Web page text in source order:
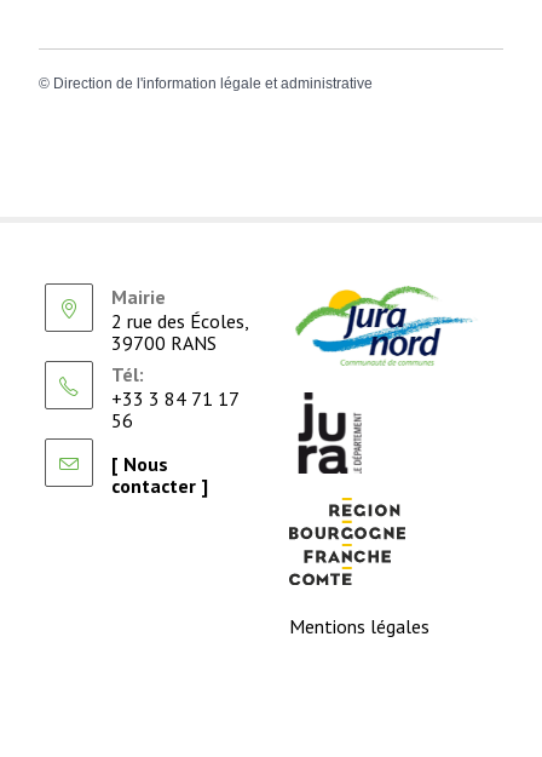
© Direction de l'information légale et administrative
Mairie
2 rue des Écoles,
39700 RANS
Tél:
+33 3 84 71 17
56
[ Nous
contacter ]
Mentions légales